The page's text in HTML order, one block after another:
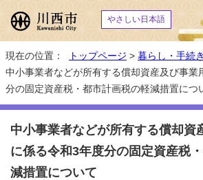
やさしい日本語
現在の位置： トップページ > 暮らし・手続き
中小事業者などが所有する償却資産及び事業
分の固定資産税・都市計画税の軽減措置につ
中小事業者などが所有する償却資
に係る令和3年度分の固定資産税
減措置について